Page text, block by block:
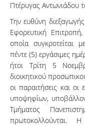
Πτέρυγας Αντωνιάδου
Την ευθύνη διεξαγωγής
Εφορευτική
οποία συγκροτείται
πέντε (5) εργάσιμες
ήτοι Τρίτη 5
διοικητικού
οι παραιτήσεις και οι
υποψηφίων,
Τμήματος
πρωτοκολλούνται.